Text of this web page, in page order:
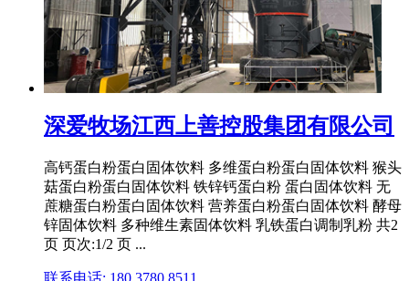
深爱牧场江西上善控股集团有限公司
高钙蛋白粉蛋白固体饮料 多维蛋白粉蛋白固体饮料 猴头
菇蛋白粉蛋白固体饮料 铁锌钙蛋白粉 蛋白固体饮料 无
蔗糖蛋白粉蛋白固体饮料 营养蛋白粉蛋白固体饮料 酵母
锌固体饮料 多种维生素固体饮料 乳铁蛋白调制乳粉 共2
页 页次:1/2 页 ...
联系电话: 180 3780 8511